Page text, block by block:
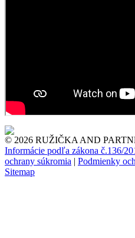
© 2026 RUŽIČKA AND
Informácie podľa zákona č.136/
ochrany súkromia | Podmienky
Sitemap